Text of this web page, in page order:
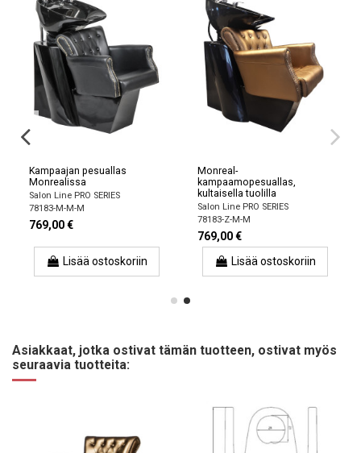
Kampaajan pesuallas
Monrealissa
Salon Line PRO SERIES
78183-M-M-M
769,00 €
Lisää ostoskoriin
Monreal-
kampaamopesuallas,
kultaisella tuolilla
Salon Line PRO SERIES
78183-Z-M-M
769,00 €
Lisää ostoskoriin
Asiakkaat, jotka ostivat tämän tuotteen, ostivat myös
seuraavia tuotteita: